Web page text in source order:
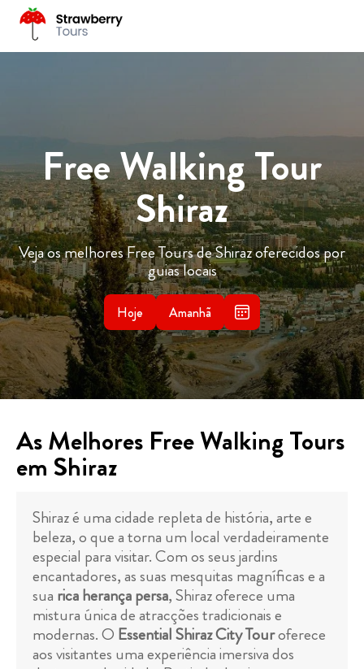
Free Walking Tour
Shiraz
Veja os melhores Free Tours de Shiraz oferecidos por
guias locais
Hoje Amanhã
As Melhores Free Walking Tours
em Shiraz
Shiraz é uma cidade repleta de história, arte e
beleza, o que a torna um local verdadeiramente
especial para visitar. Com os seus jardins
encantadores, as suas mesquitas magníficas e a
sua rica herança persa, Shiraz oferece uma
mistura única de atracções tradicionais e
modernas. O Essential Shiraz City Touroferece
aos visitantes uma experiência imersiva dos